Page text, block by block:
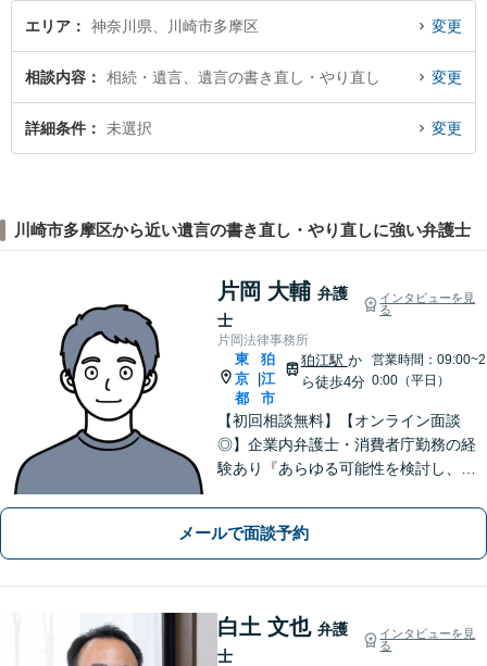
エリア 神奈川県、川崎市多摩区 変更
相談内容 相続・遺言、遺言の書き直し・やり直し 変更
詳細条件 未選択 変更
川崎市多摩区から近い遺言の書き直し・やり直しに強い弁護士
片岡 大輔 弁護
士
インタビューを見
る
片岡法律事務所
東
京
都
狛
江
市
狛江駅 か
ら徒歩4分
営業時間：09:00~2
0:00（平日）
【初回相談無料】【オンライン面談
◎】企業内弁護士・消費者庁勤務の経
験あり『あらゆる可能性を検討し、単
討いたします』セカンドオピニオン可
【狛江駅4分／休日夜間相談可】
メールで面談予約
白土 文也 弁護
士
インタビューを見
る